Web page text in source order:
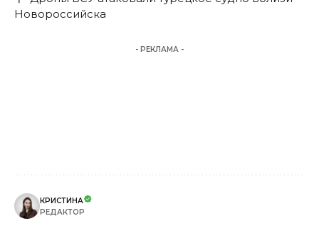
Новороссийска
- РЕКЛАМА -
КРИСТИНА
РЕДАКТОР